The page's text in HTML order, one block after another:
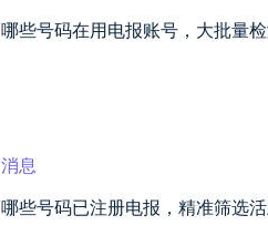
哪些号码在用电报账号，大批量
消息
哪些号码已注册电报，精准筛选